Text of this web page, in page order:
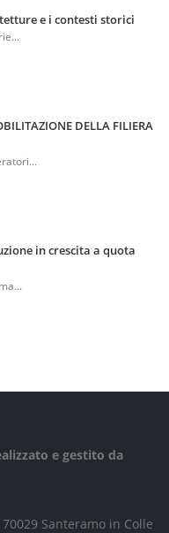
e i contesti storici
DELLA FILIERA
in crescita a quota
e gestito da
Santeramo in Colle